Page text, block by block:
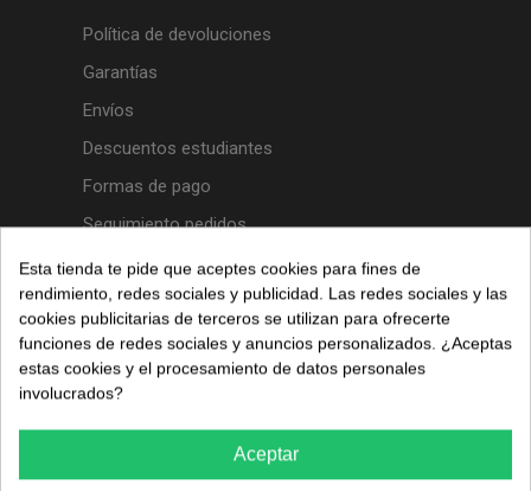
Política de devoluciones
Garantías
Envíos
Descuentos estudiantes
Formas de pago
Seguimiento pedidos
Preguntas frecuentes
ASISTENCIA
Revisión material
Contacta con nosotros
Cancelar suscripción
SERVICIOS
Esta tienda te pide que aceptes cookies para fines de
rendimiento, redes sociales y publicidad. Las redes sociales y las
cookies publicitarias de terceros se utilizan para ofrecerte
funciones de redes sociales y anuncios personalizados. ¿Aceptas
estas cookies y el procesamiento de datos personales
involucrados?
Aceptar